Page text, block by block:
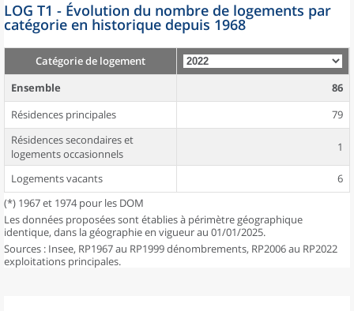
LOG T1 - Évolution du nombre de logements par
catégorie en historique depuis 1968
Catégorie de logement
Ensemble
86
Résidences principales
79
Résidences secondaires et
logements occasionnels
1
Logements vacants
6
(*) 1967 et 1974 pour les DOM
Les données proposées sont établies à périmètre géographique
identique, dans la géographie en vigueur au 01/01/2025.
Sources : Insee, RP1967 au RP1999 dénombrements, RP2006 au RP2022
exploitations principales.